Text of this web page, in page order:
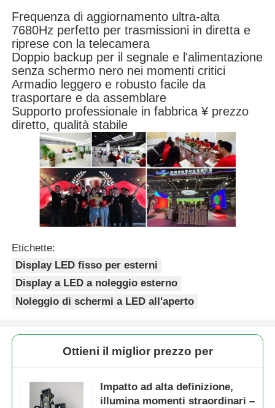
Frequenza di aggiornamento ultra-alta
7680Hz perfetto per trasmissioni in diretta e
riprese con la telecamera
Doppio backup per il segnale e l'alimentazione
senza schermo nero nei momenti critici
Armadio leggero e robusto facile da
trasportare e da assemblare
Supporto professionale in fabbrica ¥ prezzo
diretto, qualità stabile
Etichette:
Display LED fisso per esterni
Display a LED a noleggio esterno
Noleggio di schermi a LED all'aperto
Ottieni il miglior prezzo per
Impatto ad alta definizione,
illumina momenti straordinari –